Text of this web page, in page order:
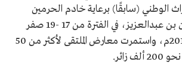
الوطني (سابقًا) برعاية خادم الحرمين
الشريفين الملك سلمان بن عبدالعزيز، في الفترة من 17 -19 صفر
1439هـ/7-9 نوفمبر 2017م، واستمرت معارض الملتقى لأكثر من 50
زائر.